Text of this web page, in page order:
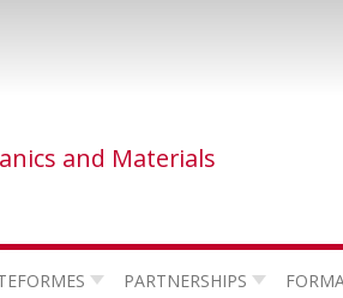
and Materials
PARTNERSHIPS